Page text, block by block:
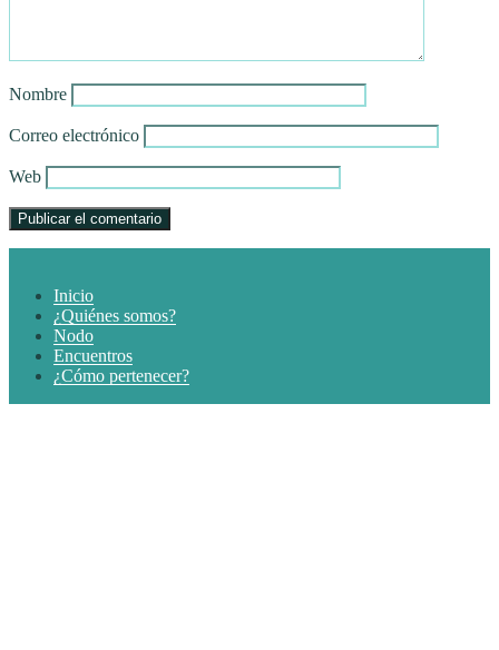
Nombre
Correo electrónico
Web
Inicio
¿Quiénes somos?
Nodo
Encuentros
¿Cómo pertenecer?